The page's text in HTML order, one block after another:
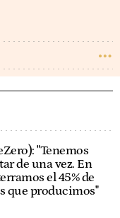
"Tenemos
de una vez. En
el 45% de
que producimos"